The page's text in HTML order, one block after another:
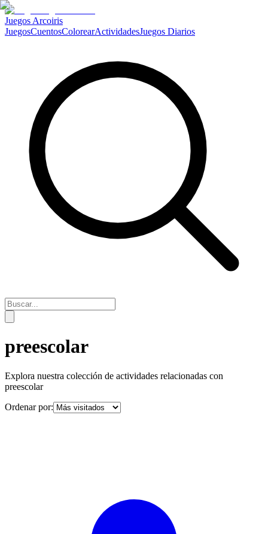
Juegos Arcoiris
JuegosCuentosColorearActividadesJuegos Diarios
preescolar
Explora nuestra colección de actividades relacionadas con
preescolar
Ordenar por: